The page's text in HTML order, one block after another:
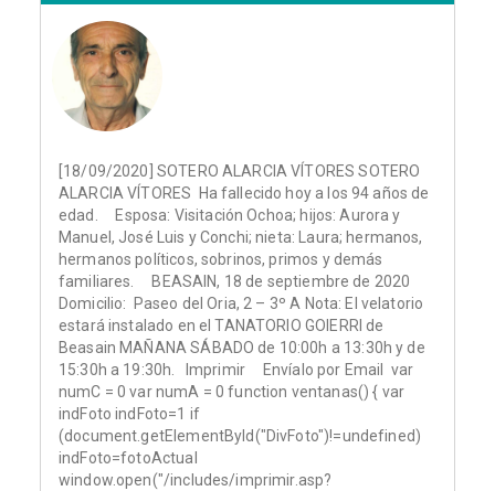
[18/09/2020] SOTERO ALARCIA VÍTORES SOTERO
ALARCIA VÍTORES Ha fallecido hoy a los 94 años de
edad. Esposa: Visitación Ochoa; hijos: Aurora y
Manuel, José Luis y Conchi; nieta: Laura; hermanos,
hermanos políticos, sobrinos, primos y demás
familiares. BEASAIN, 18 de septiembre de 2020
Domicilio: Paseo del Oria, 2 – 3º A Nota: El velatorio
estará instalado en el TANATORIO GOIERRI de
Beasain MAÑANA SÁBADO de 10:00h a 13:30h y de
15:30h a 19:30h. Imprimir Envíalo por Email var
numC = 0 var numA = 0 function ventanas() { var
indFoto indFoto=1 if
(document.getElementById("DivFoto")!=undefined)
indFoto=fotoActual
window.open("/includes/imprimir.asp?